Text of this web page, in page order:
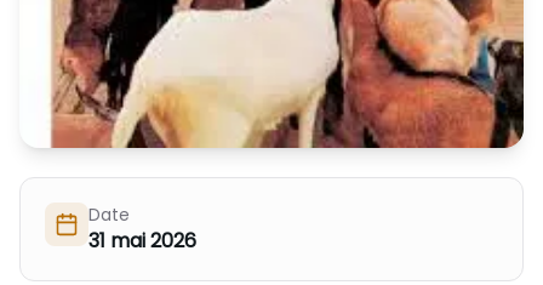
Nous Soutenir / Adhérer
J'adhère
Je fais un don
Exprime ton soutien
Nous Contacter
La newsletter
Date
31 mai 2026